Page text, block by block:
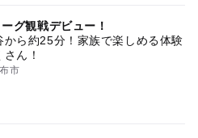
グ観戦デビュー！
から約25分！家族で楽しめる体験
ん！
市